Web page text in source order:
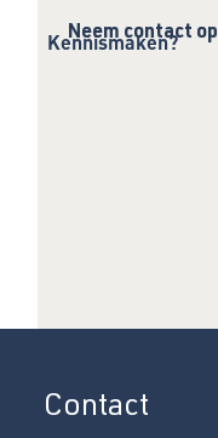
Kennismaken?
Neem contact op
Contact